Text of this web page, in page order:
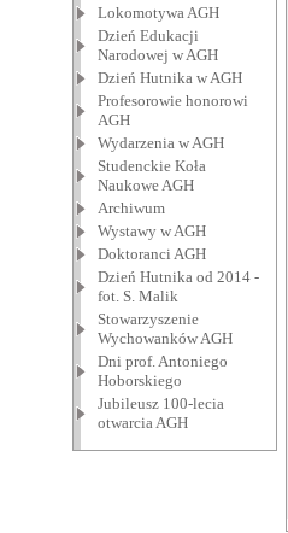
Lokomotywa AGH
Dzień Edukacji
Narodowej w AGH
Dzień Hutnika w AGH
Profesorowie honorowi
AGH
Wydarzenia w AGH
Studenckie Koła
Naukowe AGH
Archiwum
Wystawy w AGH
Doktoranci AGH
Dzień Hutnika od 2014 -
fot. S. Malik
Stowarzyszenie
Wychowanków AGH
Dni prof. Antoniego
Hoborskiego
Jubileusz 100-lecia
otwarcia AGH